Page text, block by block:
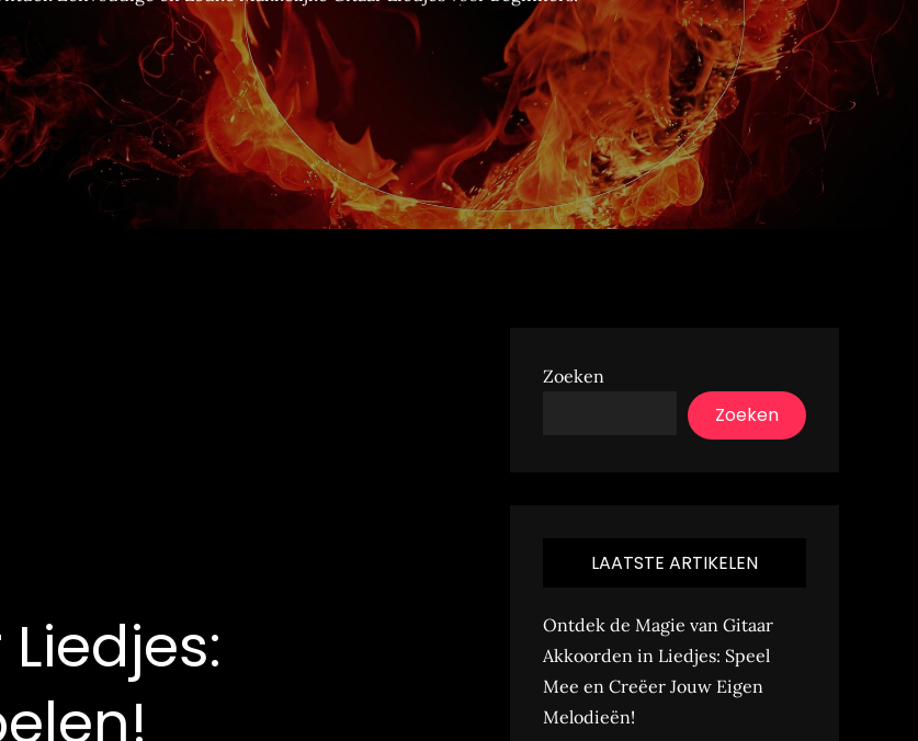
Zoeken
Zoeken
LAATSTE ARTIKELEN
Ontdek de Magie van Gitaar
Akkoorden in Liedjes: Speel
Mee en Creëer Jouw Eigen
Melodieën!